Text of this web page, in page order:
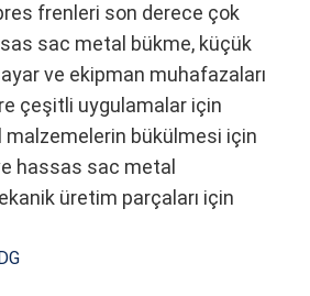
frenleri son derece çok
sac metal bükme, küçük
ve ekipman muhafazaları
çeşitli uygulamalar için
malzemelerin bükülmesi için
hassas sac metal
üretim parçaları için